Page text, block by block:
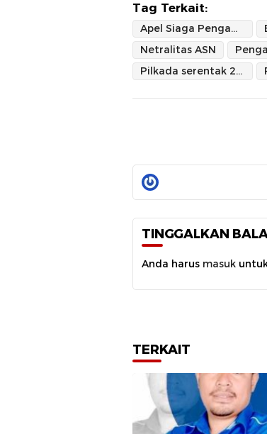
Tag Terkait:
Apel Siaga Pengawasan
Netralitas ASN
Pilkada serentak 2024
TINGGALKAN
Anda harus masuk
TERKAIT